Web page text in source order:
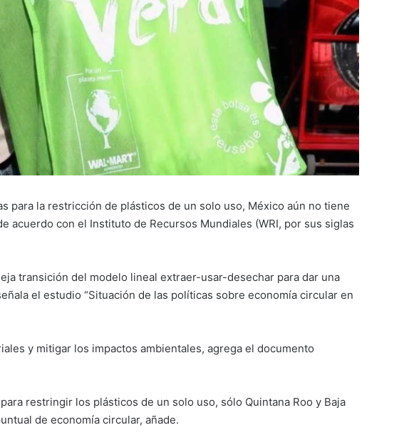
para la restricción de plásticos de un solo uso, México aún no tiene
acuerdo con el Instituto de Recursos Mundiales (WRI, por sus siglas
transición del modelo lineal extraer-usar-desechar para dar una
el estudio “Situación de las políticas sobre economía circular en
y mitigar los impactos ambientales, agrega el documento
restringir los plásticos de un solo uso, sólo Quintana Roo y Baja
de economía circular, añade.